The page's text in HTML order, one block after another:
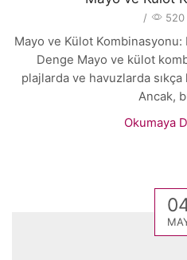
/ 520
Mayo ve Külot Kombinasyonu:
Denge Mayo ve külot
plajlarda ve havuzlarda
Ancak,
Okumaya